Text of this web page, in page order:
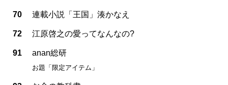
70 連載小説「王国」湊かなえ
72 江原啓之の愛ってなんなの?
91 anan総研
お題「限定アイテム」